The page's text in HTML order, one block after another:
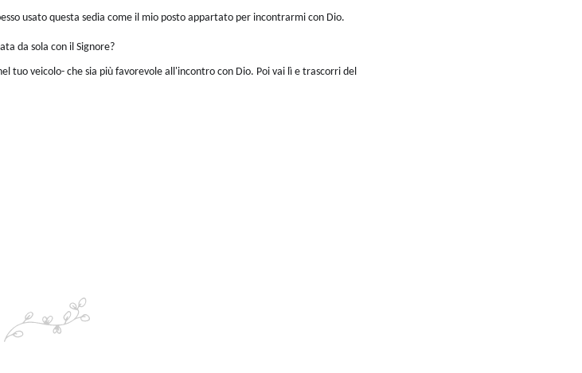
usato questa sedia come il mio posto appartato per incontrarmi con Dio.
da sola con il Signore?
tuo veicolo- che sia più favorevole all'incontro con Dio. Poi vai lì e trascorri del